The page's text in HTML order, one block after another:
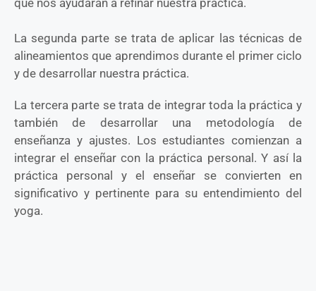
La segunda parte se trata de aplicar las técnicas de
alineamientos que aprendimos durante el primer ciclo
y de desarrollar nuestra práctica.
La tercera parte se trata de integrar toda la práctica y
también de desarrollar una metodología de
enseñanza y ajustes. Los estudiantes comienzan a
integrar el enseñar con la práctica personal. Y así la
práctica personal y el enseñar se convierten en
significativo y pertinente para su entendimiento del
yoga.